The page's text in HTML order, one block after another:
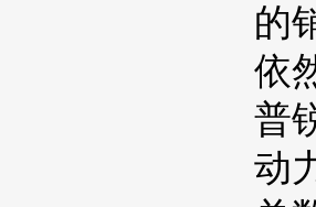
的
依
普
动